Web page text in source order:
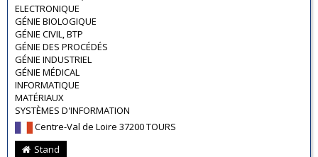
ELECTRONIQUE
GÉNIE BIOLOGIQUE
GÉNIE CIVIL, BTP
GÉNIE DES PROCÉDÉS
GÉNIE INDUSTRIEL
GÉNIE MÉDICAL
INFORMATIQUE
MATÉRIAUX
SYSTÈMES D'INFORMATION
Centre-Val de Loire 37200 TOURS
Stand